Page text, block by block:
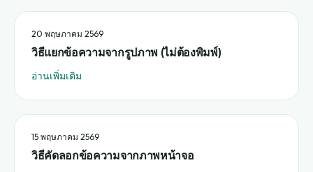
20 พฤษภาคม 2569
วิธีแยกข้อความจากรูปภาพ (ไม่ต้องพิมพ์)
อ่านเพิ่มเติม
15 พฤษภาคม 2569
วิธีคัดลอกข้อความจากภาพหน้าจอ